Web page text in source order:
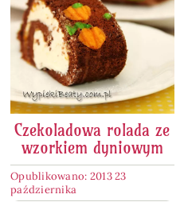
Czekoladowa rolada ze
wzorkiem dyniowym
Opublikowano: 2013 23
października